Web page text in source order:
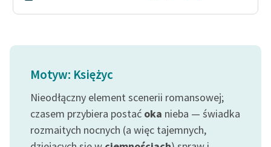
Motyw: Księżyc
Nieodłączny element scenerii romansowej;
czasem przybiera postać oka nieba — świadka
rozmaitych nocnych (a więc tajemnych,